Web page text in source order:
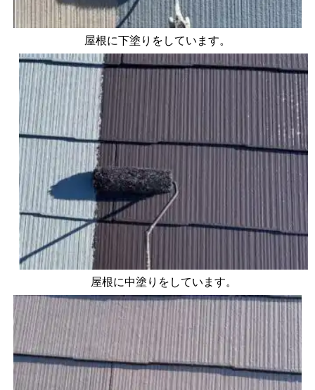
屋根に下塗りをしています。
屋根に中塗りをしています。